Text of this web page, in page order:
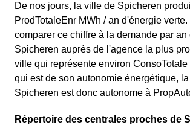
De nos jours, la ville de Spicheren
ProdTotaleEnr MWh / an d'énergie verte.
comparer ce chiffre à la demande par an
Spicheren auprès de l'agence la plus
ville qui représente environ ConsoTotale
qui est de son autonomie énergétique,
Spicheren est donc autonome à
Répertoire des centrales proches de